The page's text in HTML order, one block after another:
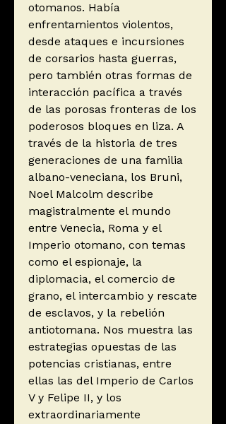
otomanos. Había
enfrentamientos violentos,
desde ataques e incursiones
de corsarios hasta guerras,
pero también otras formas de
interacción pacífica a través
de las porosas fronteras de los
poderosos bloques en liza. A
través de la historia de tres
generaciones de una familia
albano-veneciana, los Bruni,
Noel Malcolm describe
magistralmente el mundo
entre Venecia, Roma y el
Imperio otomano, con temas
como el espionaje, la
diplomacia, el comercio de
grano, el intercambio y rescate
de esclavos, y la rebelión
antiotomana. Nos muestra las
estrategias opuestas de las
potencias cristianas, entre
ellas las del Imperio de Carlos
V y Felipe II, y los
extraordinariamente